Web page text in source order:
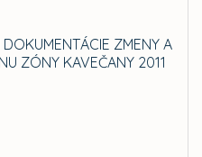
ZMENY A
ZÓNY KAVEČANY 2011